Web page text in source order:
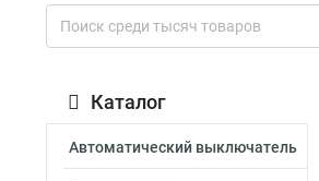
Каталог
Автоматический выключатель